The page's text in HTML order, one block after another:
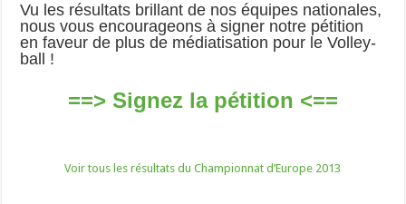
Vu les résultats brillant de nos équipes nationales,
nous vous encourageons à signer notre pétition
en faveur de plus de médiatisation pour le Volley-
ball !
==> Signez la pétition <==
Voir tous les résultats du Championnat d’Europe 2013